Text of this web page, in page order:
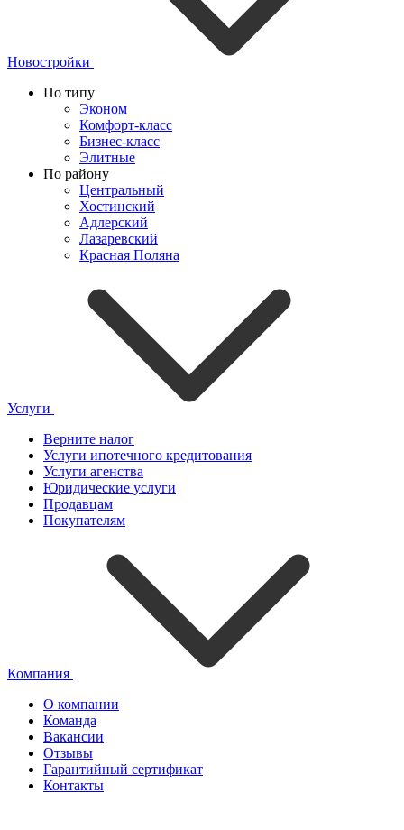
Новостройки
По типу
Эконом
Комфорт-класс
Бизнес-класс
Элитные
По району
Центральный
Хостинский
Адлерский
Лазаревский
Красная Поляна
Услуги
Верните налог
Услуги ипотечного кредитования
Услуги агенства
Юридические услуги
Продавцам
Покупателям
Компания
О компании
Команда
Вакансии
Отзывы
Гарантийный сертификат
Контакты